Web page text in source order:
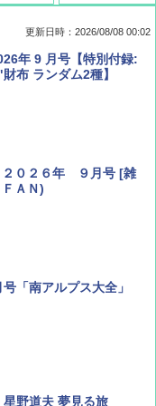
更新日時：2026/08/08 00:02
年 9 月号【特別付録:
布 ランダム2種】
０２６年 ９月号 [雑
ＡＮ)
「南アルプス大全」
野道夫 夢見る旅